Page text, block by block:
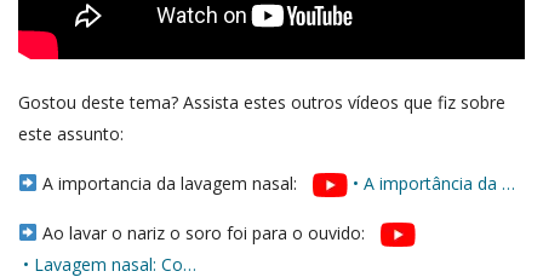
Gostou deste tema? Assista estes outros vídeos que fiz sobre
este assunto:
A importancia da lavagem nasal: • A importância da …
Ao lavar o nariz o soro foi para o ouvido:
• Lavagem nasal: Co…